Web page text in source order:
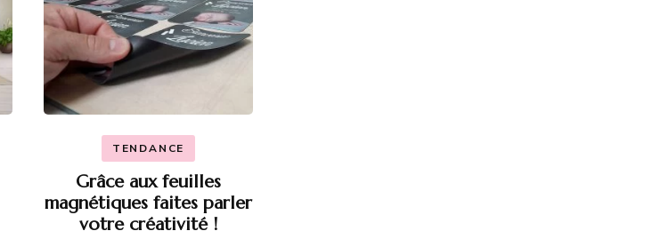
TENDANCE
Grâce aux feuilles
magnétiques faites parler
votre créativité !